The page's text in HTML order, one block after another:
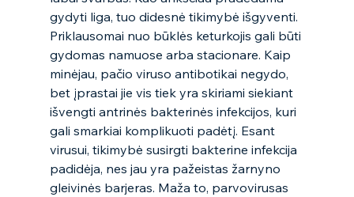
gydyti liga, tuo didesnė tikimybė išgyventi.
Priklausomai nuo būklės keturkojis gali būti
gydomas namuose arba stacionare. Kaip
minėjau, pačio viruso antibotikai negydo,
bet įprastai jie vis tiek yra skiriami siekiant
išvengti antrinės bakterinės infekcijos, kuri
gali smarkiai komplikuoti padėtį. Esant
virusui, tikimybė susirgti bakterine infekcija
padidėja, nes jau yra pažeistas žarnyno
gleivinės barjeras. Maža to, parvovirusas